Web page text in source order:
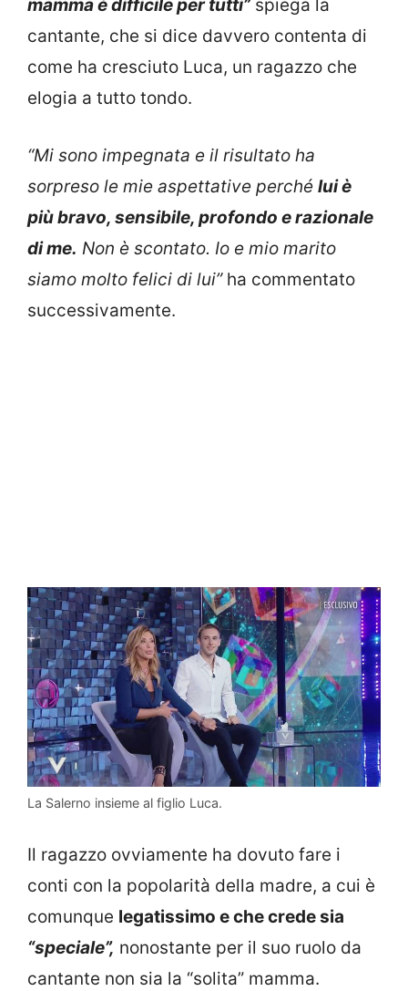
mamma è difficile per tutti” spiega la
cantante, che si dice davvero contenta di
come ha cresciuto Luca, un ragazzo che
elogia a tutto tondo.
“Mi sono impegnata e il risultato ha
sorpreso le mie aspettative perché lui è
più bravo, sensibile, profondo e razionale
di me. Non è scontato. Io e mio marito
siamo molto felici di lui”ha commentato
successivamente.
La Salerno insieme al figlio Luca.
Il ragazzo ovviamente ha dovuto fare i
conti con la popolarità della madre, a cui è
comunque legatissimo e che crede sia
“speciale”, nonostante per il suo ruolo da
cantante non sia la “solita” mamma.